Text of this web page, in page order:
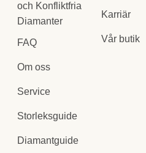
och Konfliktfria
Diamanter
FAQ
Om oss
Service
Storleksguide
Diamantguide
Karriär
Vår butik